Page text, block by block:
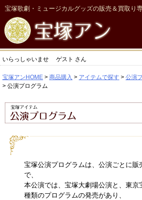
宝塚歌劇・ミュージカルグッズの販売＆買取り
いらっしゃいませ ゲスト さん
宝塚アンHOME 商品購入 アイテムで探す
公演
公演プログラム
宝塚公演プログラムは、公演ごとに販
で、
本公演では、宝塚大劇場公演と、東京
種類のプログラムの発売があり、